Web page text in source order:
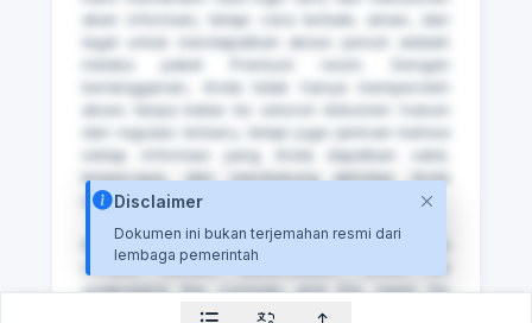
akan informasi, tetapi cara terbaik, aman, dan
legal untuk mendapatkan akses penuh adalah
melalui paket Premium resmi. Dengan
berlangganan, Anda tidak hanya memperoleh
akses tanpa batas ke seluruh dokumen hukum
dan regulasi terbaru, tetapi juga jaminan bahwa
setiap informasi yang Anda dapatkan valid,
terpercaya, dan mendukung aktivitas Anda
secara profesional.
⁠We detected an attempt to access Premium
content without authorization. While we
understand the curiosity and the need for
information, the only safe and legitimate way to
Disclaimer
Dokumen ini bukan terjemahan resmi dari
lembaga pemerintah